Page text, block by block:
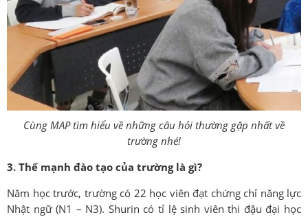
Cùng MAP tìm hiểu về những câu hỏi thường gặp nhất về
trường nhé!
3. Thế mạnh đào tạo của trường là gì?
Năm học trước, trường có 22 học viên đạt chứng chỉ năng lực
Nhật ngữ (N1 – N3). Shurin có tỉ lệ sinh viên thi đậu đại học